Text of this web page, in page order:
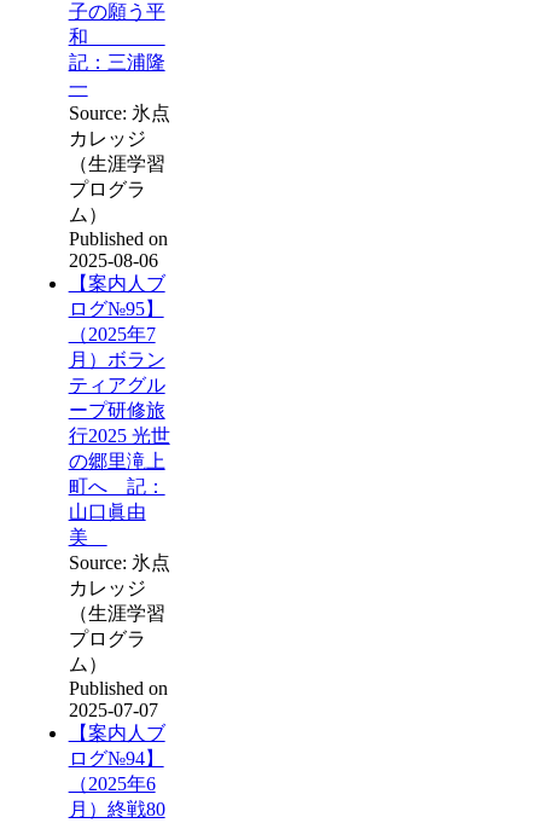
子の願う平
和
記：三浦隆
一
Source: 氷点
カレッジ
（生涯学習
プログラ
ム）
Published on
2025-08-06
【案内人ブ
ログ№95】
（2025年7
月）ボラン
ティアグル
ープ研修旅
行2025 光世
の郷里滝上
町へ 記：
山口眞由
美
Source: 氷点
カレッジ
（生涯学習
プログラ
ム）
Published on
2025-07-07
【案内人ブ
ログ№94】
（2025年6
月）終戦80